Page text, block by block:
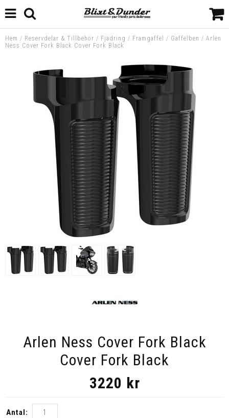
Hem / Reservdelar & Tillbehör / Fjädring / Framgaffel / Gaffelben / Arlen
Ness Cover Fork Black Cover Fork Black
Arlen Ness Cover Fork Black
Cover Fork Black
3220 kr
Antal: